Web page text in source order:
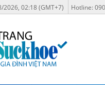
2026, 02:18 (GMT+7) Hotline: